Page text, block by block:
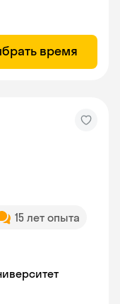
время
15 лет опыта